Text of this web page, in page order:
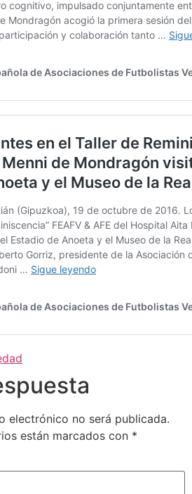
electrónico no será publicada.
están marcados con *